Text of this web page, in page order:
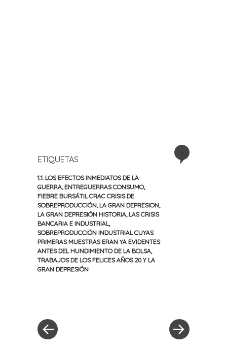
ETIQUETAS
1.1. LOS EFECTOS INMEDIATOS DE LA
GUERRA ENTREGUERRAS CONSUMO,
FIEBRE BURSÁTIL CRAC CRISIS DE
SOBREPRODUCCIÓN LA GRAN DEPRESION
LA GRAN DEPRESIÓN HISTORIA LAS CRISIS
BANCARIA E INDUSTRIAL
SOBREPRODUCCIÓN INDUSTRIAL CUYAS
PRIMERAS MUESTRAS ERAN YA EVIDENTES
ANTES DEL HUNDIMIENTO DE LA BOLSA
TRABAJOS DE LOS FELICES AÑOS 20 Y LA
GRAN DEPRESIÓN
entradas